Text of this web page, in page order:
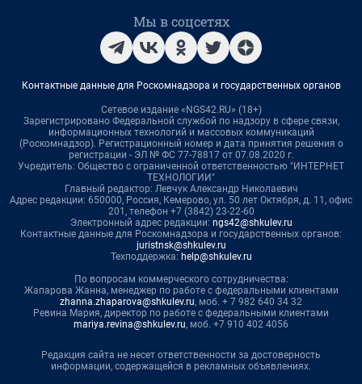
Мы в соцсетях
Контактные данные для Роскомнадзора и государственных органов
Сетевое издание «NGS42.RU» (18+)
Зарегистрировано Федеральной службой по надзору в сфере связи,
информационных технологий и массовых коммуникаций
(Роскомнадзор). Регистрационный номер и дата принятия решения о
регистрации - ЭЛ № ФС 77-78817 от 07.08.2020 г.
Учредитель: Общество с ограниченной ответственностью "ИНТЕРНЕТ
ТЕХНОЛОГИИ"
Главный редактор: Левчук Александр Николаевич
Адрес редакции: 650000, Россия, Кемерово, ул. 50 лет Октября, д. 11, офис
201, телефон +7 (3842) 23-22-60
Электронный адрес редакции: ngs42@shkulev.ru
Контактные данные для Роскомнадзора и государственных органов:
juristnsk@shkulev.ru
Техподдержка: help@shkulev.ru
По вопросам коммерческого сотрудничества:
Жапарова Жанна, менеджер по работе с федеральными клиентами
zhanna.zhaparova@shkulev.ru, моб. + 7 982 640 34 32
Ревина Мария, директор по работе с федеральными клиентами
mariya.revina@shkulev.ru, моб. +7 910 402 4056
Редакция сайта не несет ответственности за достоверность
информации, содержащейся в рекламных объявлениях.